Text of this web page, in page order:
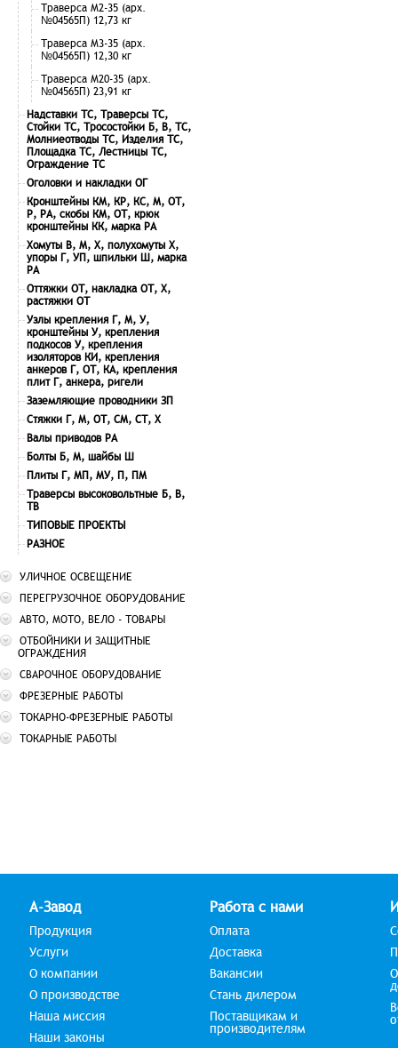
Траверса М2-35 (арх.
№04565П) 12,73 кг
Траверса М3-35 (арх.
№04565П) 12,30 кг
Траверса М20-35 (арх.
№04565П) 23,91 кг
Надставки ТС, Траверсы ТС,
Стойки ТС, Тросостойки Б, В, ТС,
Молниеотводы ТС, Изделия ТС,
Площадка ТС, Лестницы ТС,
Ограждение ТС
Оголовки и накладки ОГ
Кронштейны КМ, КР, КС, М, ОТ,
Р, РА, скобы КМ, ОТ, крюк
кронштейны КК, марка РА
Хомуты В, М, Х, полухомуты Х,
упоры Г, УП, шпильки Ш, марка
РА
Оттяжки ОТ, накладка ОТ, Х,
растяжки ОТ
Узлы крепления Г, М, У,
кронштейны У, крепления
подкосов У, крепления
изоляторов КИ, крепления
анкеров Г, ОТ, КА, крепления
плит Г, анкера, ригели
Заземляющие проводники ЗП
Стяжки Г, М, ОТ, СМ, СТ, Х
Валы приводов РА
Болты Б, М, шайбы Ш
Плиты Г, МП, МУ, П, ПМ
Траверсы высоковольтные Б, В,
ТВ
ТИПОВЫЕ ПРОЕКТЫ
РАЗНОЕ
УЛИЧНОЕ ОСВЕЩЕНИЕ
ПЕРЕГРУЗОЧНОЕ ОБОРУДОВАНИЕ
АВТО, МОТО, ВЕЛО - ТОВАРЫ
ОТБОЙНИКИ И ЗАЩИТНЫЕ
ОГРАЖДЕНИЯ
СВАРОЧНОЕ ОБОРУДОВАНИЕ
ФРЕЗЕРНЫЕ РАБОТЫ
ТОКАРНО-ФРЕЗЕРНЫЕ РАБОТЫ
ТОКАРНЫЕ РАБОТЫ
А-Завод
Продукция
Услуги
О компании
О производстве
Наша миссия
Наши законы
Работа с нами
Оплата
Доставка
Вакансии
Стань дилером
Поставщикам и
производителям